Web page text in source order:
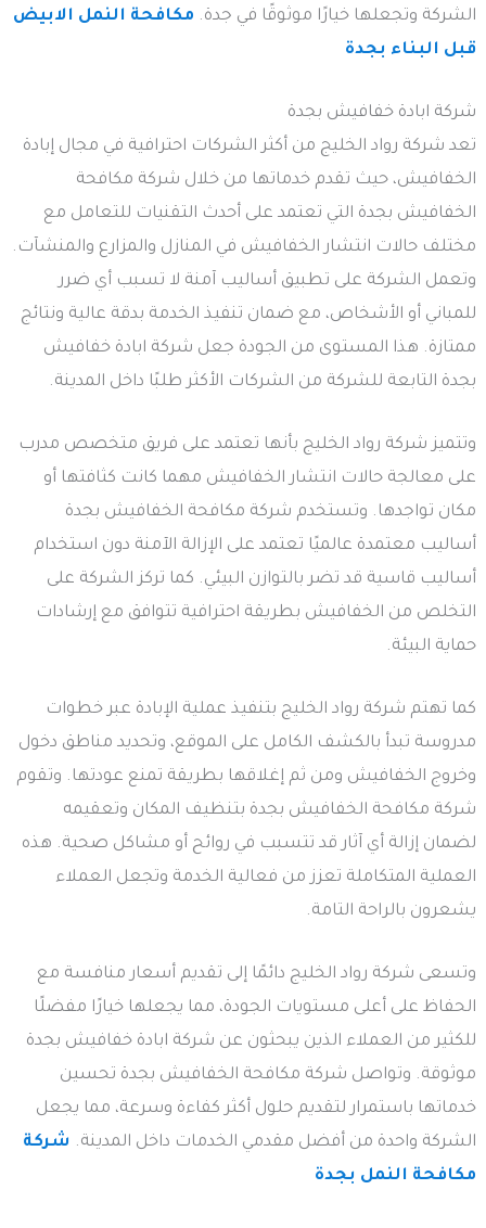
الشركة وتجعلها خيارًا موثوقًا في جدة. مكافحة النمل الابيض
قبل البناء بجدة
شركة ابادة خفافيش بجدة
تعد شركة رواد الخليج من أكثر الشركات احترافية في مجال إبادة
الخفافيش، حيث تقدم خدماتها من خلال شركة مكافحة
الخفافيش بجدة التي تعتمد على أحدث التقنيات للتعامل مع
مختلف حالات انتشار الخفافيش في المنازل والمزارع والمنشآت.
وتعمل الشركة على تطبيق أساليب آمنة لا تسبب أي ضرر
للمباني أو الأشخاص، مع ضمان تنفيذ الخدمة بدقة عالية ونتائج
ممتازة. هذا المستوى من الجودة جعل شركة ابادة خفافيش
بجدة التابعة للشركة من الشركات الأكثر طلبًا داخل المدينة.
وتتميز شركة رواد الخليج بأنها تعتمد على فريق متخصص مدرب
على معالجة حالات انتشار الخفافيش مهما كانت كثافتها أو
مكان تواجدها. وتستخدم شركة مكافحة الخفافيش بجدة
أساليب معتمدة عالميًا تعتمد على الإزالة الآمنة دون استخدام
أساليب قاسية قد تضر بالتوازن البيئي. كما تركز الشركة على
التخلص من الخفافيش بطريقة احترافية تتوافق مع إرشادات
حماية البيئة.
كما تهتم شركة رواد الخليج بتنفيذ عملية الإبادة عبر خطوات
مدروسة تبدأ بالكشف الكامل على الموقع، وتحديد مناطق دخول
وخروج الخفافيش ومن ثم إغلاقها بطريقة تمنع عودتها. وتقوم
شركة مكافحة الخفافيش بجدة بتنظيف المكان وتعقيمه
لضمان إزالة أي آثار قد تتسبب في روائح أو مشاكل صحية. هذه
العملية المتكاملة تعزز من فعالية الخدمة وتجعل العملاء
يشعرون بالراحة التامة.
وتسعى شركة رواد الخليج دائمًا إلى تقديم أسعار منافسة مع
الحفاظ على أعلى مستويات الجودة، مما يجعلها خيارًا مفضلًا
للكثير من العملاء الذين يبحثون عن شركة ابادة خفافيش بجدة
موثوقة. وتواصل شركة مكافحة الخفافيش بجدة تحسين
خدماتها باستمرار لتقديم حلول أكثر كفاءة وسرعة، مما يجعل
الشركة واحدة من أفضل مقدمي الخدمات داخل المدينة. شركة
مكافحة النمل بجدة